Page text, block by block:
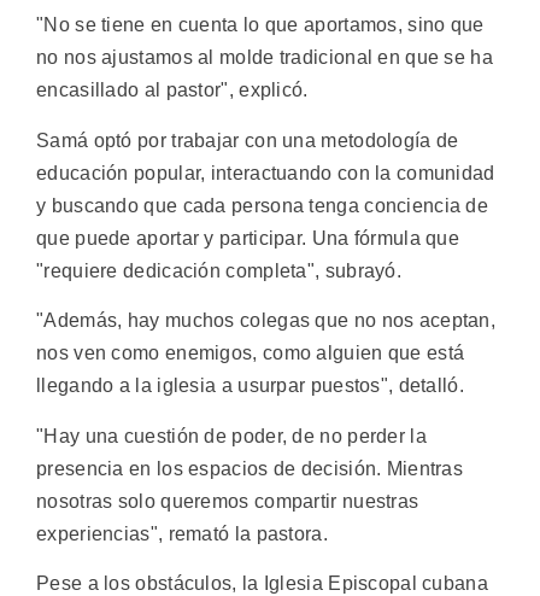
"No se tiene en cuenta lo que aportamos, sino que
no nos ajustamos al molde tradicional en que se ha
encasillado al pastor", explicó.
Samá optó por trabajar con una metodología de
educación popular, interactuando con la comunidad
y buscando que cada persona tenga conciencia de
que puede aportar y participar. Una fórmula que
"requiere dedicación completa", subrayó.
"Además, hay muchos colegas que no nos aceptan,
nos ven como enemigos, como alguien que está
llegando a la iglesia a usurpar puestos", detalló.
"Hay una cuestión de poder, de no perder la
presencia en los espacios de decisión. Mientras
nosotras solo queremos compartir nuestras
experiencias", remató la pastora.
Pese a los obstáculos, la Iglesia Episcopal cubana